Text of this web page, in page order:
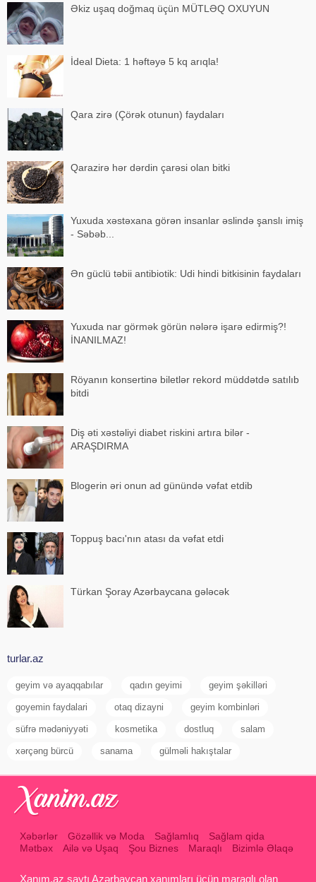
Əkiz uşaq doğmaq üçün MÜTLƏQ OXUYUN
İdeal Dieta: 1 həftəyə 5 kq arıqla!
Qara zirə (Çörək otunun) faydaları
Qarazirə hər dərdin çarəsi olan bitki
Yuxuda xəstəxana görən insanlar əslində şanslı imiş
- Səbəb...
Ən güclü təbii antibiotik: Udi hindi bitkisinin faydaları
Yuxuda nar görmək görün nələrə işarə edirmiş?!
İNANILMAZ!
Röyanın konsertinə biletlər rekord müddətdə satılıb
bitdi
Diş əti xəstəliyi diabet riskini artıra bilər -
ARAŞDIRMA
Blogerin əri onun ad günündə vəfat etdib
Toppuş bacı'nın atası da vəfat etdi
Türkan Şoray Azərbaycana gələcək
turlar.az
geyim və ayaqqabılar qadın geyimi geyim şəkilləri
goyemin faydalari otaq dizayni geyim kombinləri
süfrə mədəniyyəti kosmetika dostluq salam
xərçəng bürcü sanama gülməli hakıştalar
Xəbərlər Gözəllik və Moda Sağlamlıq
Sağlam qida
Mətbəx
Ailə və Uşaq Şou Biznes Maraqlı Bizimlə Əlaqə
Xanım.az saytı Azərbaycan xanımları üçün maraqlı olan